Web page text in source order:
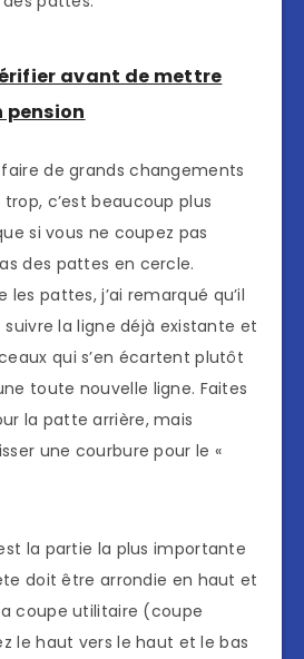
avant de mettre
pension
faire de grands changements
c’est beaucoup plus
si vous ne coupez pas
des pattes en cercle.
les pattes, j’ai remarqué qu’il
la ligne déjà existante et
qui s’en écartent plutôt
toute nouvelle ligne. Faites
la patte arrière, mais
une courbure pour le «
la partie la plus importante
doit être arrondie en haut et
coupe utilitaire (coupe
le haut vers le haut et le bas